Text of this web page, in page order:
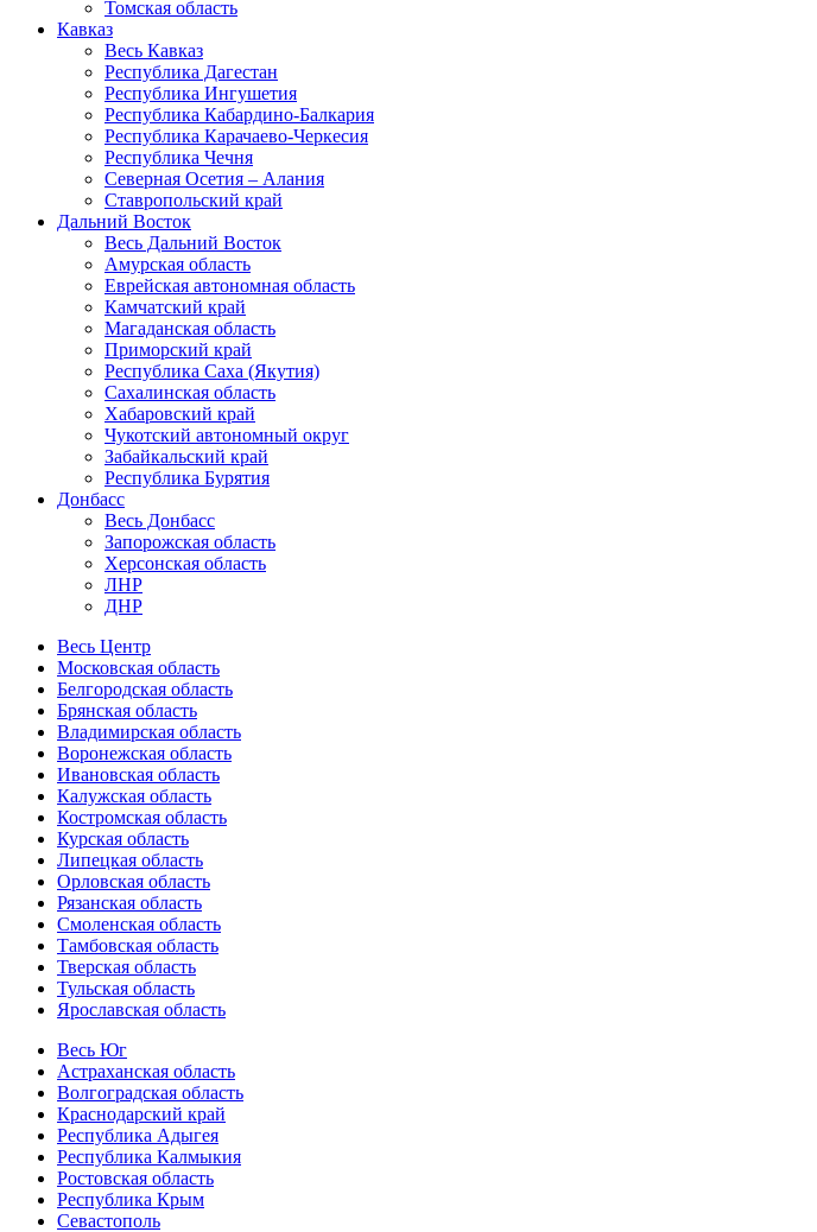
Томская область
Кавказ
Весь Кавказ
Республика Дагестан
Республика Ингушетия
Республика Кабардино-Балкария
Республика Карачаево-Черкесия
Республика Чечня
Северная Осетия – Алания
Ставропольский край
Дальний Восток
Весь Дальний Восток
Амурская область
Еврейская автономная область
Камчатский край
Магаданская область
Приморский край
Республика Саха (Якутия)
Сахалинская область
Хабаровский край
Чукотский автономный округ
Забайкальский край
Республика Бурятия
Донбасс
Весь Донбасс
Запорожская область
Херсонская область
ЛНР
ДНР
Весь Центр
Московская область
Белгородская область
Брянская область
Владимирская область
Воронежская область
Ивановская область
Калужская область
Костромская область
Курская область
Липецкая область
Орловская область
Рязанская область
Смоленская область
Тамбовская область
Тверская область
Тульская область
Ярославская область
Весь Юг
Астраханская область
Волгоградская область
Краснодарский край
Республика Адыгея
Республика Калмыкия
Ростовская область
Республика Крым
Севастополь